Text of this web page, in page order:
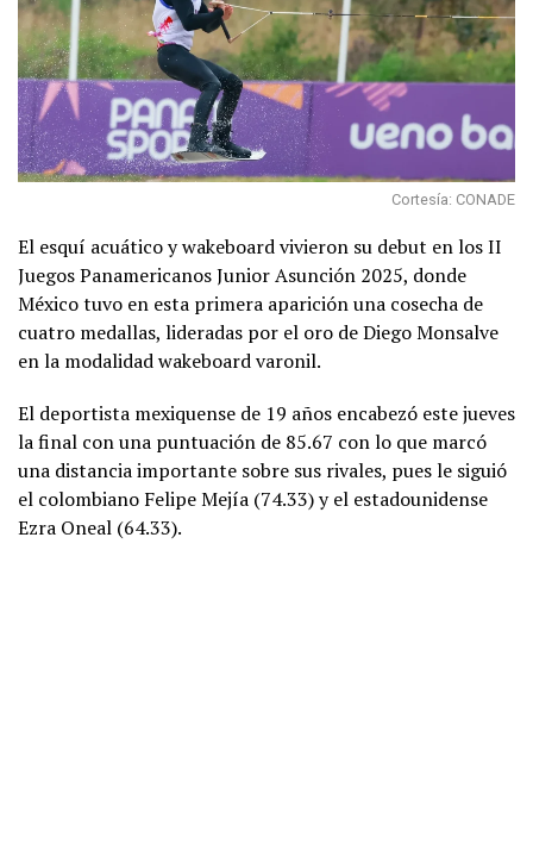
Cortesía: CONADE
El esquí acuático y wakeboard vivieron su debut en los II
Juegos Panamericanos Junior Asunción 2025, donde
México tuvo en esta primera aparición una cosecha de
cuatro medallas, lideradas por el oro de Diego Monsalve
en la modalidad wakeboard varonil.
El deportista mexiquense de 19 años encabezó este jueves
la final con una puntuación de 85.67 con lo que marcó
una distancia importante sobre sus rivales, pues le siguió
el colombiano Felipe Mejía (74.33) y el estadounidense
Ezra Oneal (64.33).